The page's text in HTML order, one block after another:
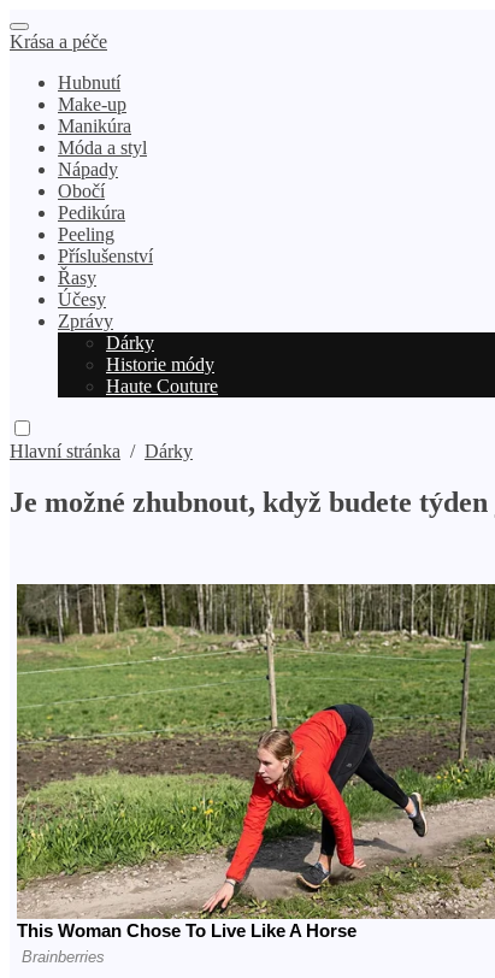
Krása a péče
Hubnutí
Make-up
Manikúra
Móda a styl
Nápady
Obočí
Pedikúra
Peeling
Příslušenství
Řasy
Účesy
Zprávy
Dárky
Historie módy
Haute Couture
Hlavní stránka / Dárky
Je možné zhubnout, když budete